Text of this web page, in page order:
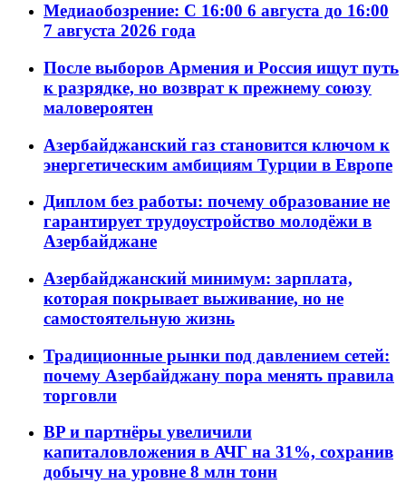
Медиаобозрение: С 16:00 6 августа до 16:00
7 августа 2026 года
После выборов Армения и Россия ищут путь
к разрядке, но возврат к прежнему союзу
маловероятен
Азербайджанский газ становится ключом к
энергетическим амбициям Турции в Европе
Диплом без работы: почему образование не
гарантирует трудоустройство молодёжи в
Азербайджане
Азербайджанский минимум: зарплата,
которая покрывает выживание, но не
самостоятельную жизнь
Традиционные рынки под давлением сетей:
почему Азербайджану пора менять правила
торговли
BP и партнёры увеличили
капиталовложения в АЧГ на 31%, сохранив
добычу на уровне 8 млн тонн